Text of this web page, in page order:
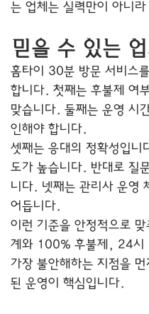
는 업체는 실력만이 아니
믿을 수 있는
홈타이 30분 방문 서비스
합니다. 첫째는 후불제 여
맞습니다. 둘째는 운영 시
인해야 합니다.
셋째는 응대의 정확성입
도가 높습니다. 반대로 질
니다. 넷째는 관리사 운영
어듭니다.
이런 기준을 안정적으로
계와 100% 후불제, 24시
가장 불안해하는 지점을
된 운영이 핵심입니다.